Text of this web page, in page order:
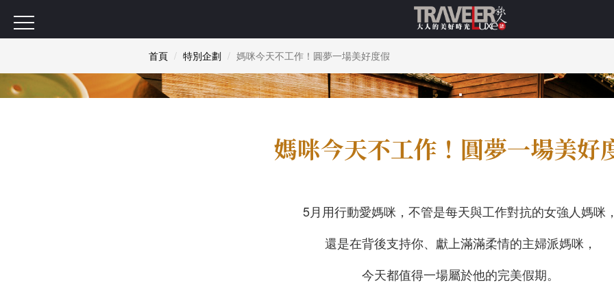
首頁 特別企劃 媽咪今天不工作！圓夢一場美好度假
.
媽咪今天不工作！圓夢一場美好
5月用行動愛媽咪，不管是每天與工作對抗的女強人媽咪
還是在背後支持你、獻上滿滿柔情的主婦派媽咪，
今天都值得一場屬於他的完美假期。